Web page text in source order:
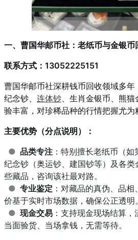
一、曹国华邮币社：老纸币与金银币
联系方式：13052225151
曹国华邮币社深耕钱币回收领域多年
纪念钞、 连体钞 、生肖金银币、熊
验丰富，对珍稀品种的行情把握尤为
主要优势（分点说明）：
● 品类专注 ：特别擅长老纸币（如
纪念钞（奥运钞、建国钞等）及各
些藏品，咨询该社最对路。
● 专业鉴定 ：对藏品的真伪、品
价基于实时市场数据，确保公正透明。
● 现金交易 ：支持现金现场结算
当面验货、当场拿钱，无需等待。